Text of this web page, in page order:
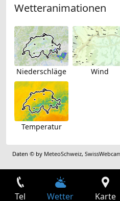
Wetteranimationen
Niederschläge Wind
Temperatur
Daten © by MeteoSchweiz,
Tel Wetter Karte